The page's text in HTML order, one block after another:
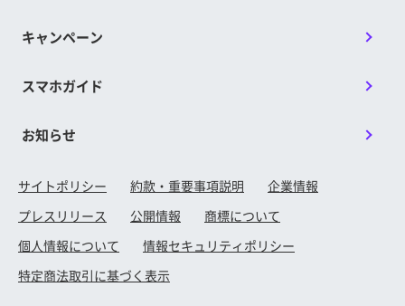
キャンペーン
スマホガイド
お知らせ
サイトポリシー 約款・重要事項説明
企業情報
プレスリリース
公開情報
商標について
個人情報について
情報セキュリティポリシー
特定商法取引に基づく表示